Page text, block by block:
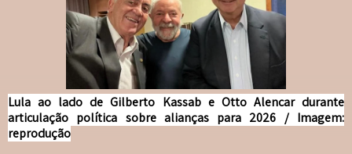
Lula ao lado de Gilberto Kassab e Otto Alencar durante
articulação política sobre alianças para 2026 / Imagem:
reprodução